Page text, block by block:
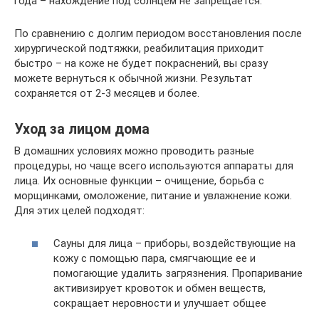
По сравнению с долгим периодом восстановления после
хирургической подтяжки, реабилитация приходит
быстро – на коже не будет покраснений, вы сразу
можете вернуться к обычной жизни. Результат
сохраняется от 2-3 месяцев и более.
Уход за лицом дома
В домашних условиях можно проводить разные
процедуры, но чаще всего используются аппараты для
лица. Их основные функции – очищение, борьба с
морщинками, омоложение, питание и увлажнение кожи.
Для этих целей подходят:
Сауны для лица – приборы, воздействующие на
кожу с помощью пара, смягчающие ее и
помогающие удалить загрязнения. Пропаривание
активизирует кровоток и обмен веществ,
сокращает неровности и улучшает общее